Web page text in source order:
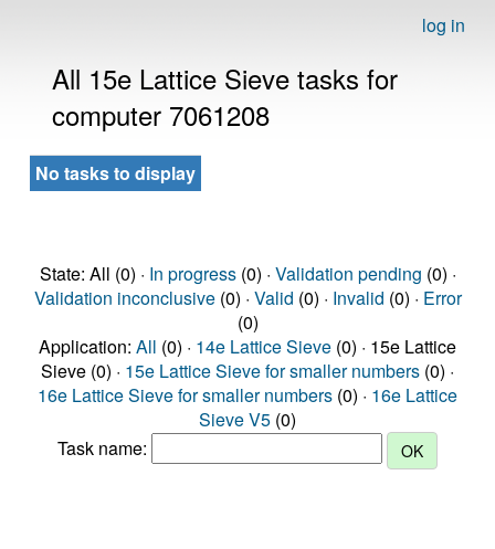
log in
All 15e Lattice Sieve tasks for
computer 7061208
No tasks to display
State: All (0) · In progress(0) · Validation pending (0) ·
Validation inconclusive(0) · Valid (0) · Invalid (0) · Error
(0)
Application: All (0) · 14e Lattice Sieve (0) · 15e Lattice
Sieve (0) · 15e Lattice Sieve for smaller numbers (0) ·
16e Lattice Sieve for smaller numbers (0) · 16e Lattice
Sieve V5 (0)
Task name: